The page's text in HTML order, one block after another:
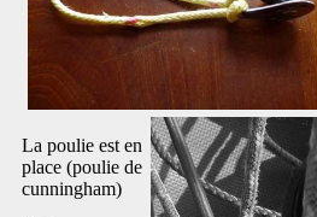
La poulie est en
place (poulie de
cunningham)